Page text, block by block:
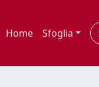
Home Sfoglia